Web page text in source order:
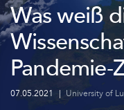
Was weiß
Pandemie-
07.05.2021 | University of